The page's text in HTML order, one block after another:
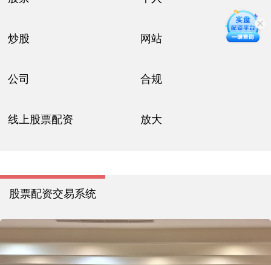
炒股 网站
公司 合规
线上股票配资 放大
股票配资交易系统